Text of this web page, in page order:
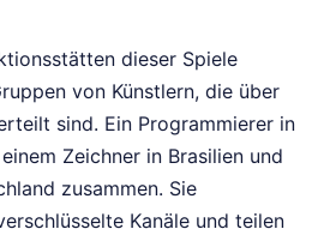
dieser Spiele
von Künstlern, die über
sind. Ein Programmierer in
Zeichner in Brasilien und
zusammen. Sie
Kanäle und teilen